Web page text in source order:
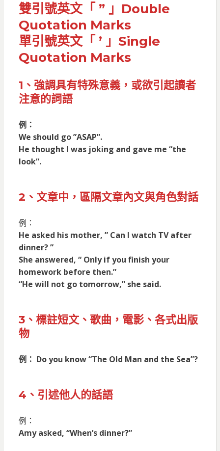
雙引號英文「 ” 」Double
Quotation Marks
單引號英文「 ’ 」 Single
Quotation Marks
1、強調具有特殊意義，或欲引起讀者
注意的詞語
例：
We should go ”ASAP”.
He thought I was joking and gave me “the
look”.
2、文章中，區隔文章內文與角色對話
例：
He asked his mother, ” Can I watch TV after
dinner? ”
She answered, “ Only if you finish your
homework before then.”
“He will not go tomorrow,” she said.
3、標註短文、歌曲，電影、各式出版
物
例： Do you know “The Old Man and the Sea”?
4、引述他人的話語
例：
Amy asked, “When’s dinner?”